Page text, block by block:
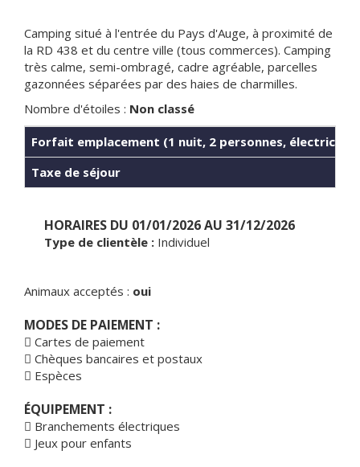
Camping situé à l'entrée du Pays d'Auge, à proximité de
la RD 438 et du centre ville (tous commerces). Camping
très calme, semi-ombragé, cadre agréable, parcelles
gazonnées séparées par des haies de charmilles.
Nombre d'étoiles : Non classé
Forfait emplacement (1 nuit, 2 personnes, électricité)
Taxe de séjour
HORAIRES DU 01/01/2026 AU 31/12/2026
Type de clientèle : Individuel
Animaux acceptés : oui
MODES DE PAIEMENT :
Cartes de paiement
Chèques bancaires et postaux
Espèces
ÉQUIPEMENT :
Branchements électriques
Jeux pour enfants